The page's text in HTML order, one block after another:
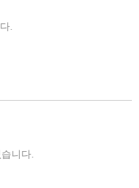
.
니다.